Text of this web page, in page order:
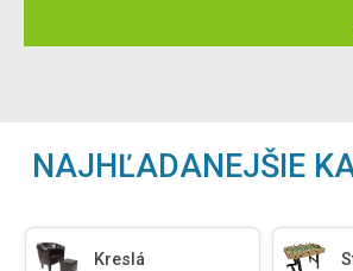
NAJHĽADANEJŠIE
Kreslá